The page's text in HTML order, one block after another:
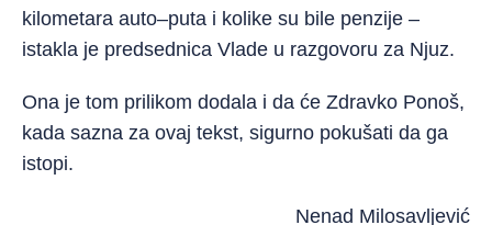
kilometara auto–puta i kolike su bile penzije –
istakla je predsednica Vlade u razgovoru za Njuz.
Ona je tom prilikom dodala i da će Zdravko Ponoš,
kada sazna za ovaj tekst, sigurno pokušati da ga
istopi.
Nenad Milosavljević